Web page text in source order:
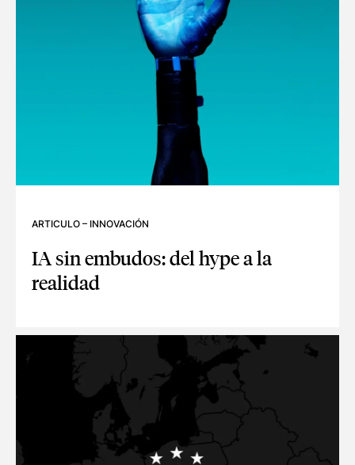
ARTICULO – INNOVACIÓN
IA sin embudos: del hype a la
realidad